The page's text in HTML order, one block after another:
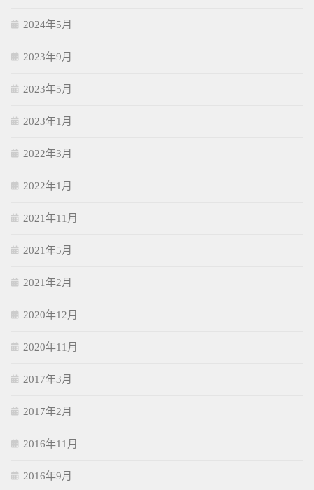
2024年5月
2023年9月
2023年5月
2023年1月
2022年3月
2022年1月
2021年11月
2021年5月
2021年2月
2020年12月
2020年11月
2017年3月
2017年2月
2016年11月
2016年9月